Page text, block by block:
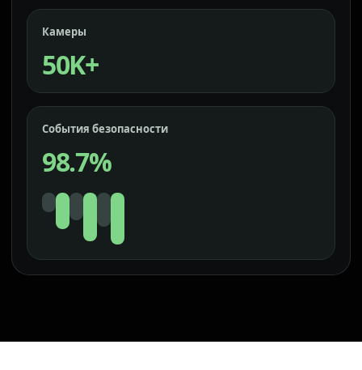
Камеры
50K+
События безопасности
98.7%